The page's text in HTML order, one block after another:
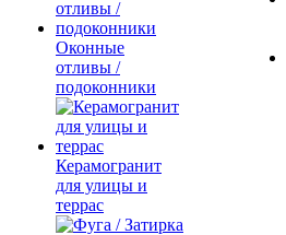
Оконные
отливы /
подоконники
Керамогранит
для улицы и
террас